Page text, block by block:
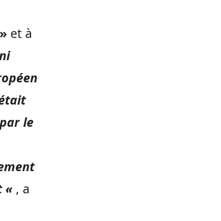
et à
le
« , a